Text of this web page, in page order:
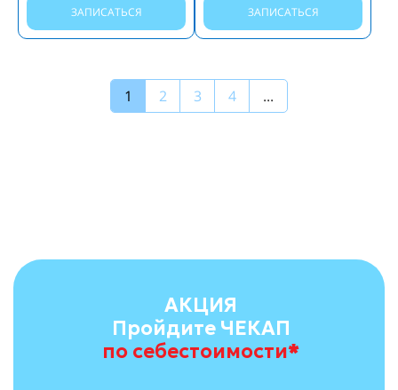
ЗАПИСАТЬСЯ ЗАПИСАТЬСЯ
1 2 3 4 ...
АКЦИЯ
Пройдите ЧЕКАП
по себестоимости*